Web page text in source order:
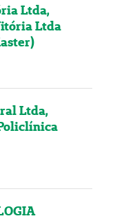
Ltda,
Ltda
Ltda,